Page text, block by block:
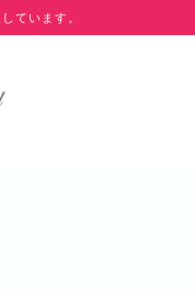
ています。